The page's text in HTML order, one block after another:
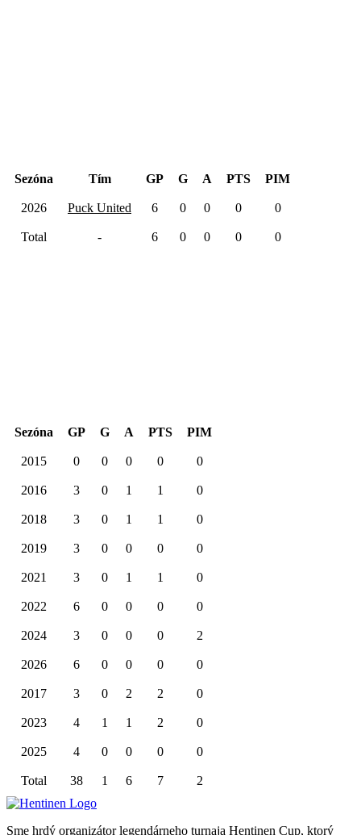
Sezóna Tím GP G A PTS PIM
2026 Puck United 6 0 0 0 0
Total - 6 0 0 0 0
Sezóna GP G A PTS PIM
2015 0 0 0 0 0
2016 3 0 1 1 0
2018 3 0 1 1 0
2019 3 0 0 0 0
2021 3 0 1 1 0
2022 6 0 0 0 0
2024 3 0 0 0 2
2026 6 0 0 0 0
2017 3 0 2 2 0
2023 4 1 1 2 0
2025 4 0 0 0 0
Total 38 1 6 7 2
Sme hrdý organizátor legendárneho turnaja Hentinen Cup, ktorý